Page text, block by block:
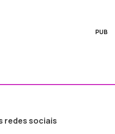
PUB
redes sociais